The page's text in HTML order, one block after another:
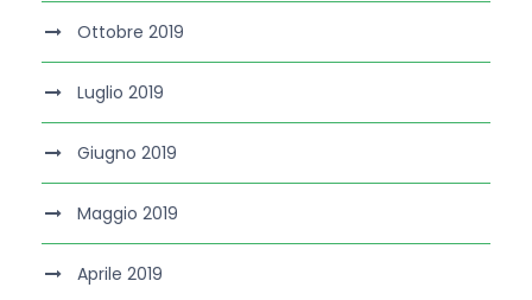
Ottobre 2019
Luglio 2019
Giugno 2019
Maggio 2019
Aprile 2019